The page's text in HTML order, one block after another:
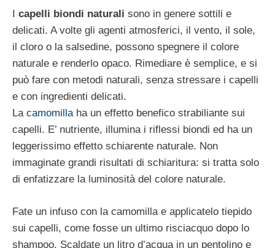
capelli biondi naturali sono in genere sottili e
delicati. A volte gli agenti atmosferici, il vento, il sole,
il cloro o la salsedine, possono spegnere il colore
naturale e renderlo opaco. Rimediare è semplice, e si
può fare con metodi naturali, senza stressare i capelli
e con ingredienti delicati.
La camomillaha un effetto benefico strabiliante sui
capelli. E’ nutriente, illumina i riflessi biondi ed ha un
leggerissimo effetto schiarente naturale. Non
immaginate grandi risultati di schiaritura: si tratta solo
di enfatizzare la luminosità del colore naturale.
Fate un infuso con la camomilla e applicatelo tiepido
sui capelli, come fosse un ultimo risciacquo dopo lo
shampoo. Scaldate un litro d’acqua in un pentolino e